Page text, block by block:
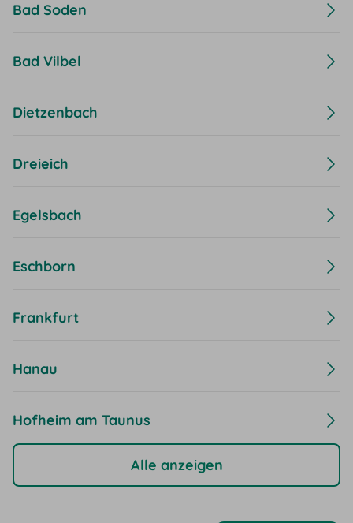
Bad Soden
Bad Vilbel
Dietzenbach
Dreieich
Egelsbach
Eschborn
Frankfurt
Hanau
Hofheim am Taunus
Alle anzeigen